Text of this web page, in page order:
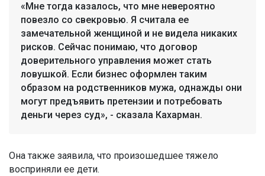
«Мне тогда казалось, что мне невероятно
повезло со свекровью. Я считала ее
замечательной женщиной и не видела никаких
рисков. Сейчас понимаю, что договор
доверительного управления может стать
ловушкой. Если бизнес оформлен таким
образом на родственников мужа, однажды они
могут предъявить претензии и потребовать
деньги через суд», - сказала Кахарман.
Она также заявила, что произошедшее тяжело
восприняли ее дети.